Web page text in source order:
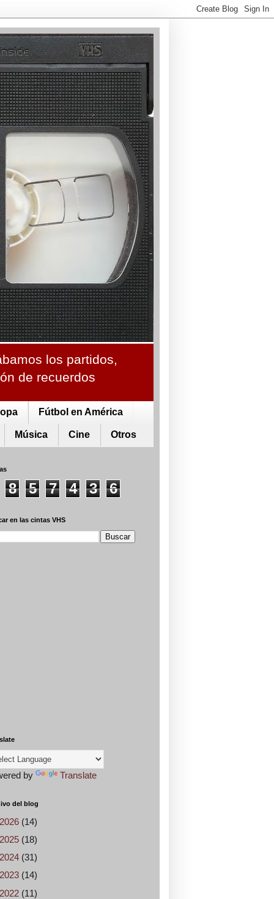
los partidos,
de recuerdos
Fútbol en América
Música Cine Otros
8 5 7 4 3 6
en las cintas VHS
by Translate
del blog
2026 (14)
2025 (18)
2024 (31)
2023 (14)
2022 (11)